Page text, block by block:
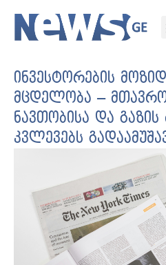
ინვესტორების
მცდელობა –
ნავთობისა და გაზის
კვლევებს